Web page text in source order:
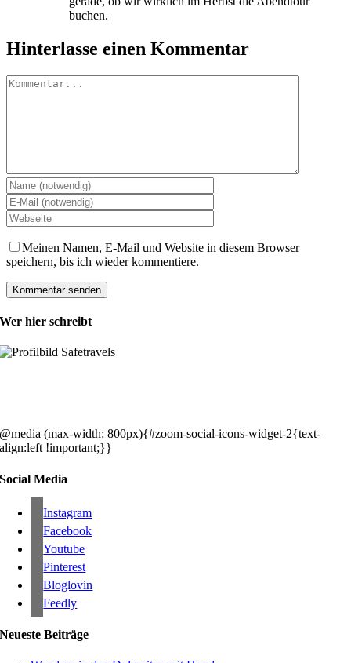
buchen.
Hinterlasse einen Kommentar
Kommentar
Meinen Namen, E-Mail und Website in diesem Browser
speichern, bis ich wieder kommentiere.
Wer hier schreibt
@media (max-width: 800px){#zoom-social-icons-widget-2{text-
align:left !important;}}
Social Media
Instagram
Facebook
Youtube
Pinterest
Bloglovin
Feedly
Neueste Beiträge